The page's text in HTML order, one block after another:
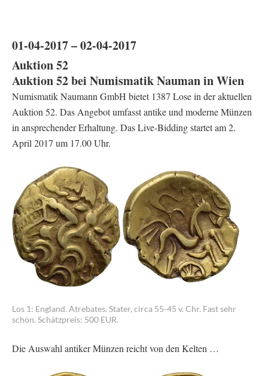
01-04-2017 – 02-04-2017
Auktion 52
Auktion 52 bei Numismatik Nauman in Wien
Numismatik Naumann GmbH bietet 1387 Lose in der aktuellen
Auktion 52. Das Angebot umfasst antike und moderne Münzen
in ansprechender Erhaltung. Das Live-Bidding startet am 2.
April 2017 um 17.00 Uhr.
Los 1: England. Atrebates. Stater, circa 55-45 v. Chr. Fast sehr
schön. Schätzpreis: 500 EUR.
Die Auswahl antiker Münzen reicht von den Kelten …